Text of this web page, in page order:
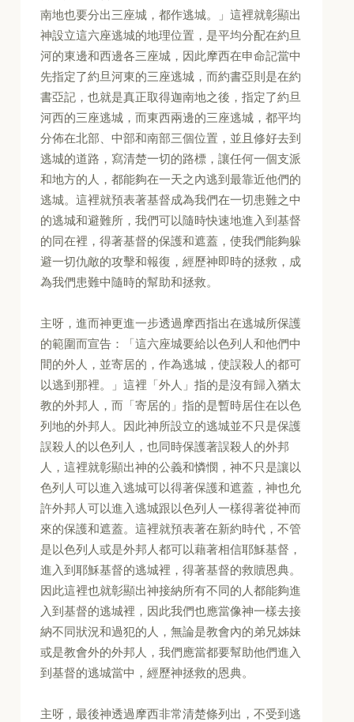
南地也要分出三座城，都作逃城。」這裡就彰顯出
神設立這六座逃城的地理位置，是平均分配在約旦
河的東邊和西邊各三座城，因此摩西在申命記當中
先指定了約旦河東的三座逃城，而約書亞則是在約
書亞記，也就是真正取得迦南地之後，指定了約旦
河西的三座逃城，而東西兩邊的三座逃城，都平均
分佈在北部、中部和南部三個位置，並且修好去到
逃城的道路，寫清楚一切的路標，讓任何一個支派
和地方的人，都能夠在一天之內逃到最靠近他們的
逃城。這裡就預表著基督成為我們在一切患難之中
的逃城和避難所，我們可以隨時快速地進入到基督
的同在裡，得著基督的保護和遮蓋，使我們能夠躲
避一切仇敵的攻擊和報復，經歷神即時的拯救，成
為我們患難中隨時的幫助和拯救。
主呀，進而神更進一步透過摩西指出在逃城所保護
的範圍而宣告：「這六座城要給以色列人和他們中
間的外人，並寄居的，作為逃城，使誤殺人的都可
以逃到那裡。」這裡「外人」指的是沒有歸入猶太
教的外邦人，而「寄居的」指的是暫時居住在以色
列地的外邦人。因此神所設立的逃城並不只是保護
誤殺人的以色列人，也同時保護著誤殺人的外邦
人，這裡就彰顯出神的公義和憐憫，神不只是讓以
色列人可以進入逃城可以得著保護和遮蓋，神也允
許外邦人可以進入逃城跟以色列人一樣得著從神而
來的保護和遮蓋。這裡就預表著在新約時代，不管
是以色列人或是外邦人都可以藉著相信耶穌基督，
進入到耶穌基督的逃城裡，得著基督的救贖恩典。
因此這裡也就彰顯出神接納所有不同的人都能夠進
入到基督的逃城裡，因此我們也應當像神一樣去接
納不同狀況和過犯的人，無論是教會內的弟兄姊妹
或是教會外的外邦人，我們應當都要幫助他們進入
到基督的逃城當中，經歷神拯救的恩典。
主呀，最後神透過摩西非常清楚條列出，不受到逃